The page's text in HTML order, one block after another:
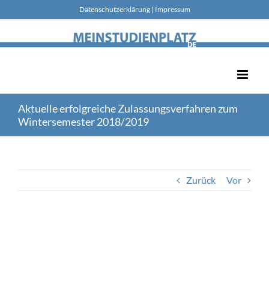
to
Datenschutzerklärung| Impressum
Aktuelle erfolgreiche Zulassungsverfahren zum
Wintersemester 2018/2019
Zurück Vor